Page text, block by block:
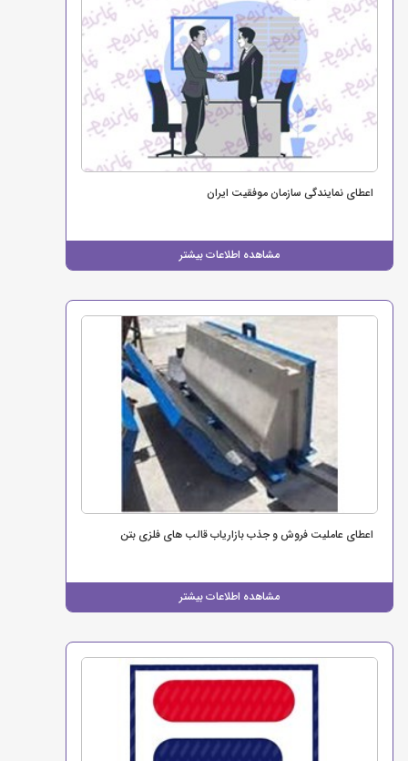
اعطای نمایندگی سازمان موفقیت ایران
مشاهده اطلاعات بیشتر
اعطای عاملیت فروش و جذب بازاریاب قالب های فلزی بتن
مشاهده اطلاعات بیشتر